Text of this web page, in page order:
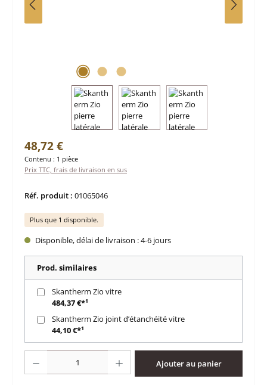
Prix régulier :
48,72 €
Contenu : 1 pièce
Prix TTC, frais de livraison en sus
Réf. produit : 01065046
Plus que 1 disponible.
Disponible, délai de livraison : 4-6 jours
Prod. similaires
Skantherm Zio vitre
484,37 €*¹
Skantherm Zio joint d’étanchéité vitre
44,10 €*¹
Ajouter au panier